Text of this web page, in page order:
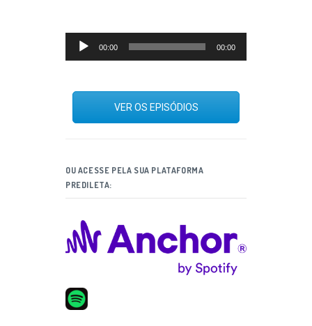
Tocador
00:00 00:00
VER OS EPISÓDIOS
OU ACESSE PELA SUA PLATAFORMA
PREDILETA: